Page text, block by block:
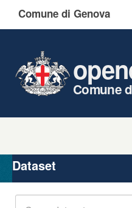
Comune di Genova
Comune
Organizzazioni
Gruppi
Dataset